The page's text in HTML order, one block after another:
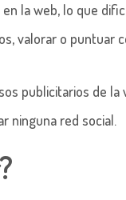
la web, lo que
valorar o
publicitarios de la
ninguna red social.
?